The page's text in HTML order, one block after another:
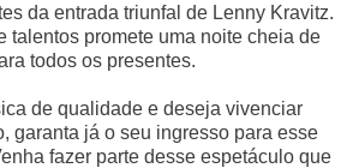
da entrada triunfal de Lenny Kravitz.
talentos promete uma noite cheia de
todos os presentes.
de qualidade e deseja vivenciar
garanta já o seu ingresso para esse
fazer parte desse espetáculo que